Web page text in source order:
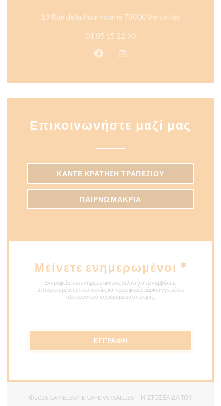
19 Rue de la Pourvoierie 78000 Versailles
01 85 15 22 90
Facebook ((ανοίγει σε νέο
Instagram ((ανοίγει σε
Επικοινωνήστε μαζί μας
ΚΆΝΤΕ ΚΡΆΤΗΣΗ ΤΡΑΠΕΖΙΟΎ
ΠΑΊΡΝΩ ΜΑΚΡΙΆ
Μείνετε ενημερωμένοι *
Εγγραφείτε στο ενημερωτικό μας δελτίο για να λαμβάνετε
εξατομικευμένες επικοινωνίες και προσφορές μάρκετινγκ μέσω
ηλεκτρονικού ταχυδρομείου από εμάς.
ΕΓΓΡΑΦΉ
© 2026 CAMELEONE CAFE VERSAILLES — Η ΙΣΤΟΣΕΛΊΔΑ ΤΟΥ